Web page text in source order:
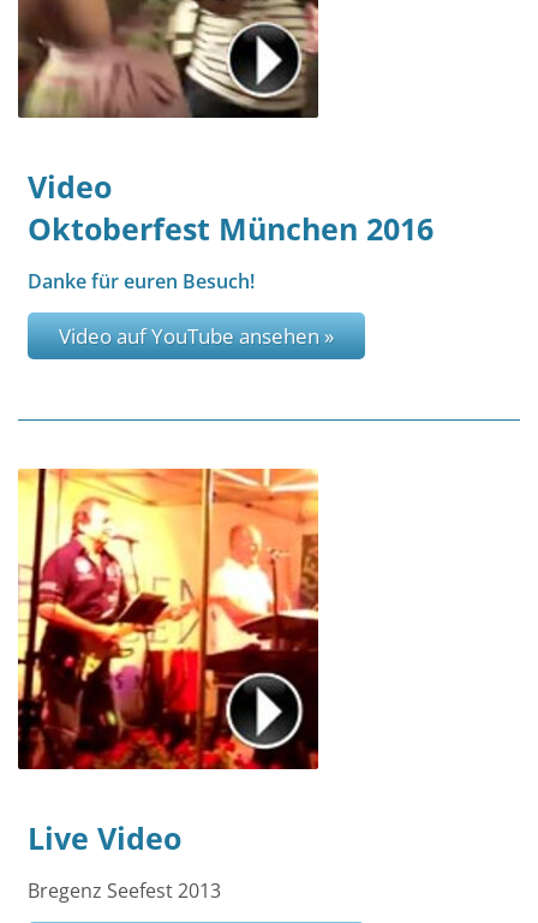
Video
Oktoberfest München 2016
Danke für euren Besuch!
Video auf YouTube ansehen »
Live Video
Bregenz Seefest 2013